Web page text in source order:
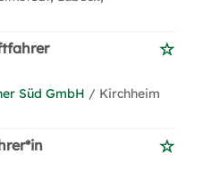
Süd GmbH / Kirchheim